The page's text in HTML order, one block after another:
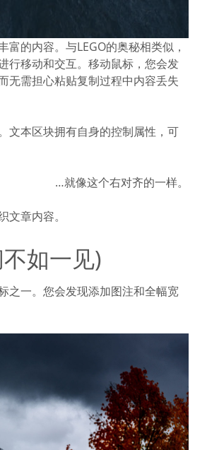
的内容。与LEGO的奥秘相类似，
行移动和交互。移动鼠标，您会发
无需担心粘贴复制过程中内容丢失
文本区块拥有自身的控制属性，可
…就像这个右对齐的一样。
章内容。
如一见)
之一。您会发现添加图注和全幅宽